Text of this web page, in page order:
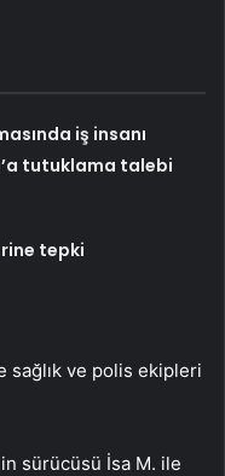
iş insanı
tutuklama talebi
tepki
sağlık ve polis ekipleri
sürücüsü İsa M. ile